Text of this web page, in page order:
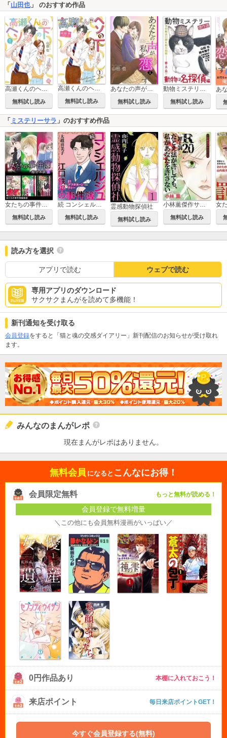
「 山田也」 のおすすめ作品
高瀬くんのヘソの下【単行本版】
無料試し読み
高瀬くんのヘソの下
無料試し読み
あなたの声が私を恋らす
無料試し読み
動物ミステリー傑作選～動物は名探偵編～
無料試し読み
「 ミステリーサラ 」のおすすめ作品
女たちの事件簿 超合本版
無料試し読み
続 コンシェルジュ江口鉄平の事件簿＜単話版＞
無料試し読み
霊感動物探偵社
無料試し読み
小林薫傑作サスペンス R20-罪と罰- たとえ法が許しても、私があなたを許さない
無料試し読み
読み方を選択
アプリで読む ウェブで読む
専用アプリのダウンロード
サクサクまんがを読めて多機能！
新刊通知を受け取る
会員登録をすると「猫と魂の交感ダイアリー」新刊配信のお知らせが受け取れ
ます。
みんなのまんがレポ
現在まんがレポはありません。
無料会員 になると こんなにお得！
会員限定無料 もっと無料が読める！
会員登録で無料増量
＼この他にも会員無料漫画がいっぱい／
0円作品あり 本棚に入れておこう！
来店ポイント 毎日来店ポイントGET！
今すぐ会員登録する(無料)